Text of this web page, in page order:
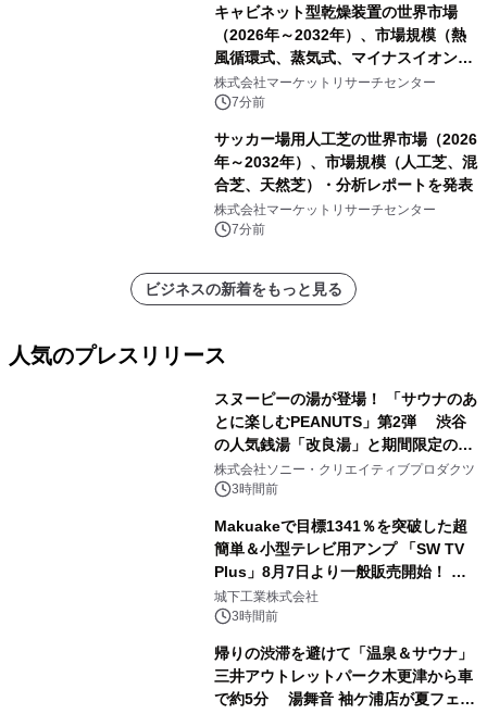
キャビネット型乾燥装置の世界市場
（2026年～2032年）、市場規模（熱
風循環式、蒸気式、マイナスイオン除
湿式、その他）・分析レポートを発表
株式会社マーケットリサーチセンター
7分前
サッカー場用人工芝の世界市場（2026
年～2032年）、市場規模（人工芝、混
合芝、天然芝）・分析レポートを発表
株式会社マーケットリサーチセンター
7分前
ビジネスの新着をもっと見る
人気のプレスリリース
スヌーピーの湯が登場！ 「サウナのあ
とに楽しむPEANUTS」第2弾 渋谷
の人気銭湯「改良湯」と期間限定のコ
ラボレーション サウナイキタイコラ
ボグッズも発売決定！
株式会社ソニー・クリエイティブプロダクツ
3時間前
Makuakeで目標1341％を突破した超
簡単＆小型テレビ用アンプ 「SW TV
Plus」8月7日より一般販売開始！ ケ
ーブル1本つなぐだけ、テレビの音が
ぐっと豊かに
城下工業株式会社
3時間前
帰りの渋滞を避けて「温泉＆サウナ」
三井アウトレットパーク木更津から車
で約5分 湯舞音 袖ケ浦店が夏フェア